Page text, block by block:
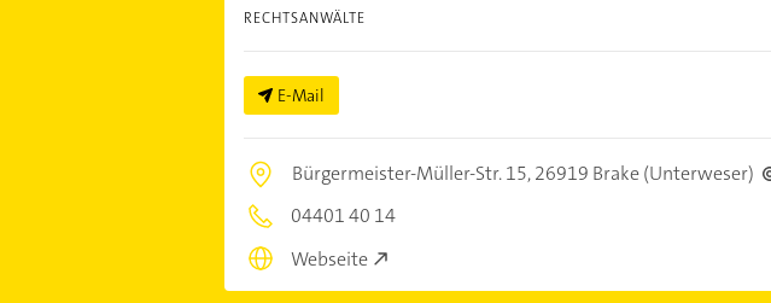
RECHTSANWÄLTE
E-Mail
Bürgermeister-Müller-Str. 15,26919 Brake (Unterweser)
04401 40 14
Webseite